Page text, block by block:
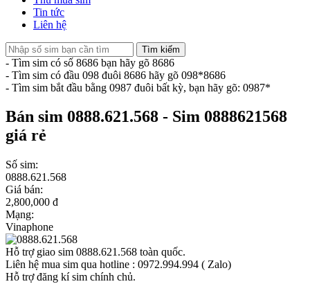
Tin tức
Liên hệ
Tìm kiếm
- Tìm sim có số 8686 bạn hãy gõ 8686
- Tìm sim có đầu 098 đuôi 8686 hãy gõ 098*8686
- Tìm sim bắt đầu bằng 0987 đuôi bất kỳ, bạn hãy gõ: 0987*
Bán sim 0888.621.568 - Sim 0888621568
giá rẻ
Số sim:
0888.621.568
Giá bán:
2,800,000 đ
Mạng:
Vinaphone
Hỗ trợ giao sim 0888.621.568 toàn quốc.
Liên hệ mua sim qua hotline : 0972.994.994 ( Zalo)
Hỗ trợ đăng kí sim chính chủ.